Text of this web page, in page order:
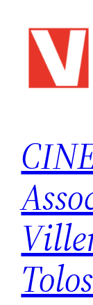
content